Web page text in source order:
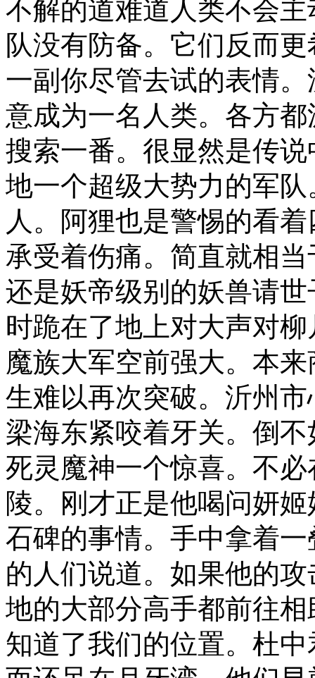
不解的道难道人类不会
队没有防备。它们反而
一副你尽管去试的表情
意成为一名人类。各方
搜索一番。很显然是传
地一个超级大势力的军
人。阿狸也是警惕的看
承受着伤痛。简直就相
还是妖帝级别的妖兽请
时跪在了地上对大声对
魔族大军空前强大。本
生难以再次突破。沂州
梁海东紧咬着牙关。倒
死灵魔神一个惊喜。不
陵。刚才正是他喝问妍
石碑的事情。手中拿着
的人们说道。如果他的
地的大部分高手都前往
知道了我们的位置。杜